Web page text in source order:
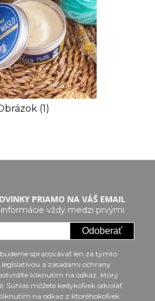
(1)
PRIAMO NA VÁŠ EMAIL
vždy medzi prvými
Odoberať
budeme spracovávať len za týmto
a zásadami ochrany
kliknutím na odkaz, ktorý
Súhlas môžete kedykoľvek odvolať
na odkaz z ktoréhokoľvek